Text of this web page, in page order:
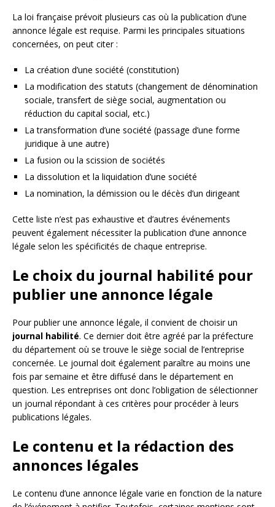
La loi française prévoit plusieurs cas où la publication d’une
annonce légale est requise. Parmi les principales situations
concernées, on peut citer :
La création d’une société (constitution)
La modification des statuts (changement de dénomination
sociale, transfert de siège social, augmentation ou
réduction du capital social, etc.)
La transformation d’une société (passage d’une forme
juridique à une autre)
La fusion ou la scission de sociétés
La dissolution et la liquidation d’une société
La nomination, la démission ou le décès d’un dirigeant
Cette liste n’est pas exhaustive et d’autres événements
peuvent également nécessiter la publication d’une annonce
légale selon les spécificités de chaque entreprise.
Le choix du journal habilité pour
publier une annonce légale
Pour publier une annonce légale, il convient de choisir un
journal habilité. Ce dernier doit être agréé par la préfecture
du département où se trouve le siège social de l’entreprise
concernée. Le journal doit également paraître au moins une
fois par semaine et être diffusé dans le département en
question. Les entreprises ont donc l’obligation de sélectionner
un journal répondant à ces critères pour procéder à leurs
publications légales.
Le contenu et la rédaction des
annonces légales
Le contenu d’une annonce légale varie en fonction de la nature